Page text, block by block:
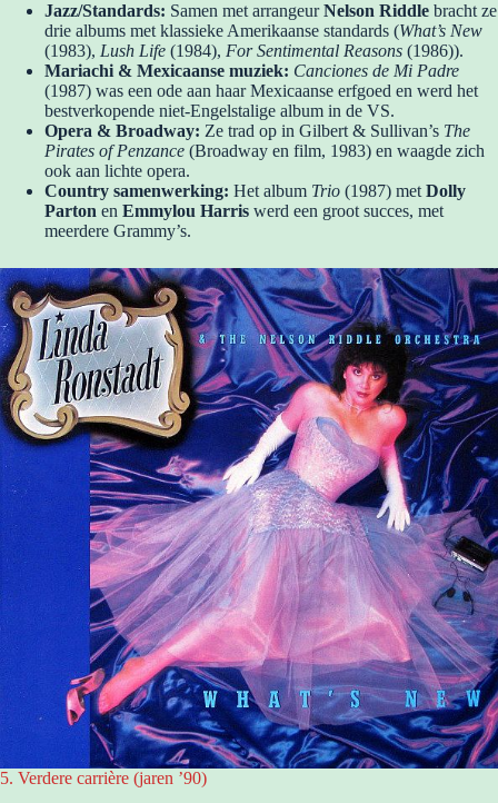
Jazz/Standards: Samen met arrangeurNelson Riddle bracht ze
drie albums met klassieke Amerikaanse standards (What’s New
(1983), Lush Life (1984), For Sentimental Reasons (1986)).
Mariachi & Mexicaanse muziek: Canciones de Mi Padre
(1987) was een ode aan haar Mexicaanse erfgoed en werd het
bestverkopende niet-Engelstalige album in de VS.
Opera & Broadway: Ze trad op in Gilbert & Sullivan’s The
Pirates of Penzance (Broadway en film, 1983) en waagde zich
ook aan lichte opera.
Country samenwerking: Het album Trio (1987) met Dolly
Parton en Emmylou Harris werd een groot succes, met
meerdere Grammy’s.
5. Verdere carrière (jaren ’90)